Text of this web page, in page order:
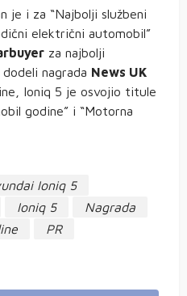
je i za “Najbolji službeni
električni automobil”
za najbolji
nagrada News UK
Ioniq 5 je osvojio titule
godine” i “Motorna
Ioniq 5
Ioniq 5
Nagrada
PR